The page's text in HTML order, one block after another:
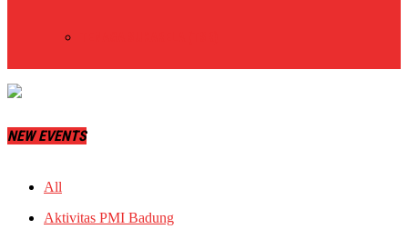
NEW EVENTS
All
Aktivitas PMI Badung